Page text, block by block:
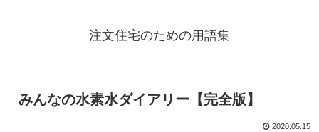
注文住宅のための用語集
みんなの水素水ダイアリー【完全版】
2020.05.15